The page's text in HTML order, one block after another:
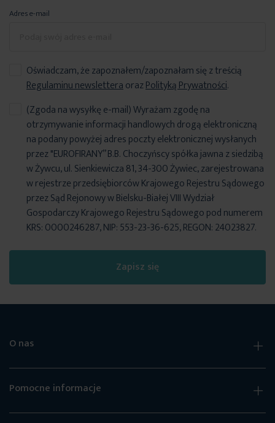
Adres e-mail
Oświadczam, że zapoznałem/zapoznałam się z treścią
Regulaminu newsletteraorazPolityką Prywatności.
Zapisz się
(Zgoda na wysyłkę e-mail) Wyrażam zgodę na
otrzymywanie informacji handlowych drogą elektroniczną
na podany powyżej adres poczty elektronicznej wysłanych
przez "EUROFIRANY” B.B. Choczyńscy spółka jawna z siedzibą
w Żywcu, ul. Sienkiewicza 81, 34-300 Żywiec, zarejestrowana
w rejestrze przedsiębiorców Krajowego Rejestru Sądowego
przez Sąd Rejonowy w Bielsku-Białej VIII Wydział
Gospodarczy Krajowego Rejestru Sądowego pod numerem
KRS: 0000246287, NIP: 553-23-36-625, REGON: 24023827.
O nas
Pomocne informacje